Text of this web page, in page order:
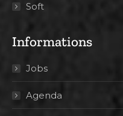
Soft
Informations
Jobs
Agenda